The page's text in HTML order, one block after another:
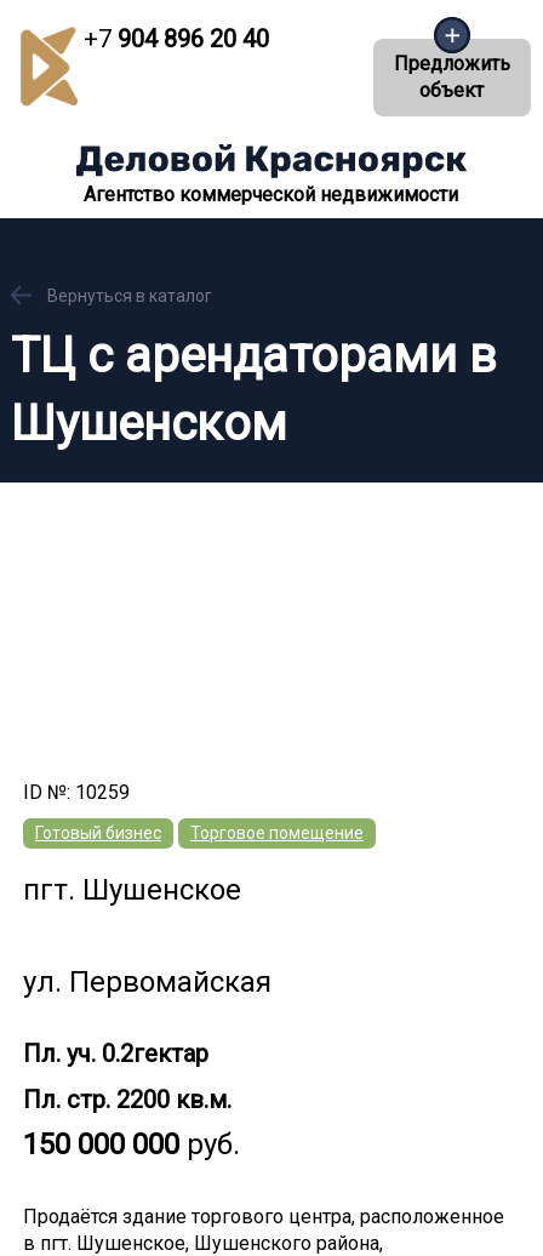
+7904 896 20 40
Агентство коммерческой недвижимости
Предложить
объект
Вернуться в каталог
ТЦ с арендаторами в
Шушенском
ID №: 10259
Готовый бизнес Торговое помещение
пгт. Шушенское
ул. Первомайская
Пл. уч. 0.2гектар
Пл. стр. 2200 кв.м.
150 000 000руб.
Продаётся здание торгового центра, расположенное
в пгт. Шушенское, Шушенского района,